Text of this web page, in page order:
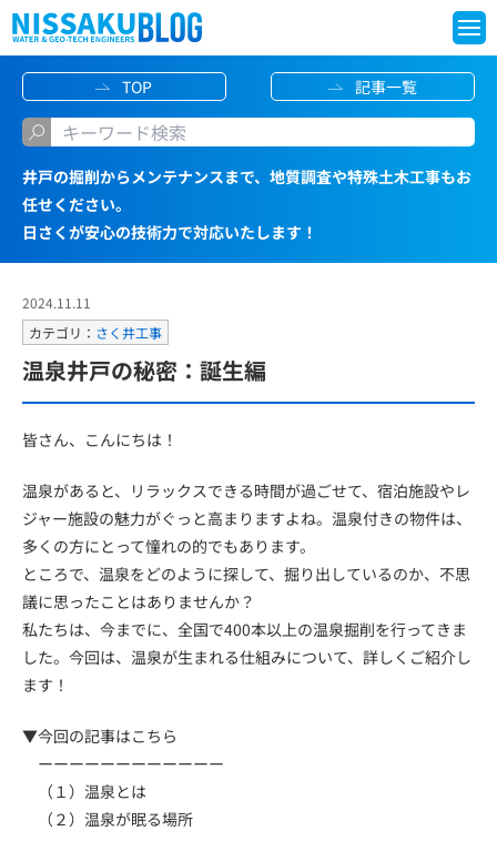
c
井戸の掘削からメンテナンスまで、地質調査や特殊土木工事もお
任せください。
日さくが安心の技術力で対応いたします！
TOP 記事一覧
2024.11.11
カテゴリ： さく井工事
温泉井戸の秘密：誕生編
皆さん、こんにちは！
温泉があると、リラックスできる時間が過ごせて、宿泊施設やレ
ジャー施設の魅力がぐっと高まりますよね。温泉付きの物件は、
多くの方にとって憧れの的でもあります。
ところで、温泉をどのように探して、掘り出しているのか、不思
議に思ったことはありませんか？
私たちは、今までに、全国で400本以上の温泉掘削を行ってきま
した。今回は、温泉が生まれる仕組みについて、詳しくご紹介し
ます！
▼今回の記事はこちら
ーーーーーーーーーーーー
（１）温泉とは
（２）温泉が眠る場所